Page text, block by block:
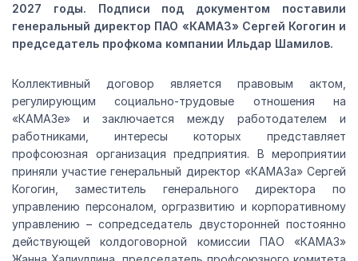
2027 годы. Подписи под документом поставили
генеральный директор ПАО «КАМАЗ» Сергей Когогин и
председатель профкома компании Ильдар Шамилов.
Коллективный договор является правовым актом,
регулирующим социально-трудовые отношения на
«КАМАЗе» и заключается между работодателем и
работниками, интересы которых представляет
профсоюзная организация предприятия. В мероприятии
приняли участие генеральный директор «КАМАЗа» Сергей
Когогин, заместитель генерального директора по
управлению персоналом, оргразвитию и корпоративному
управлению – сопредседатель двусторонней постоянно
действующей колдоговорной комиссии ПАО «КАМАЗ»